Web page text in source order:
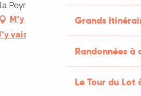
Grands
Randonnées
Le Tour du Lot
Peyrugue, 46300 Gourdon
M'y rendre
vais en train !